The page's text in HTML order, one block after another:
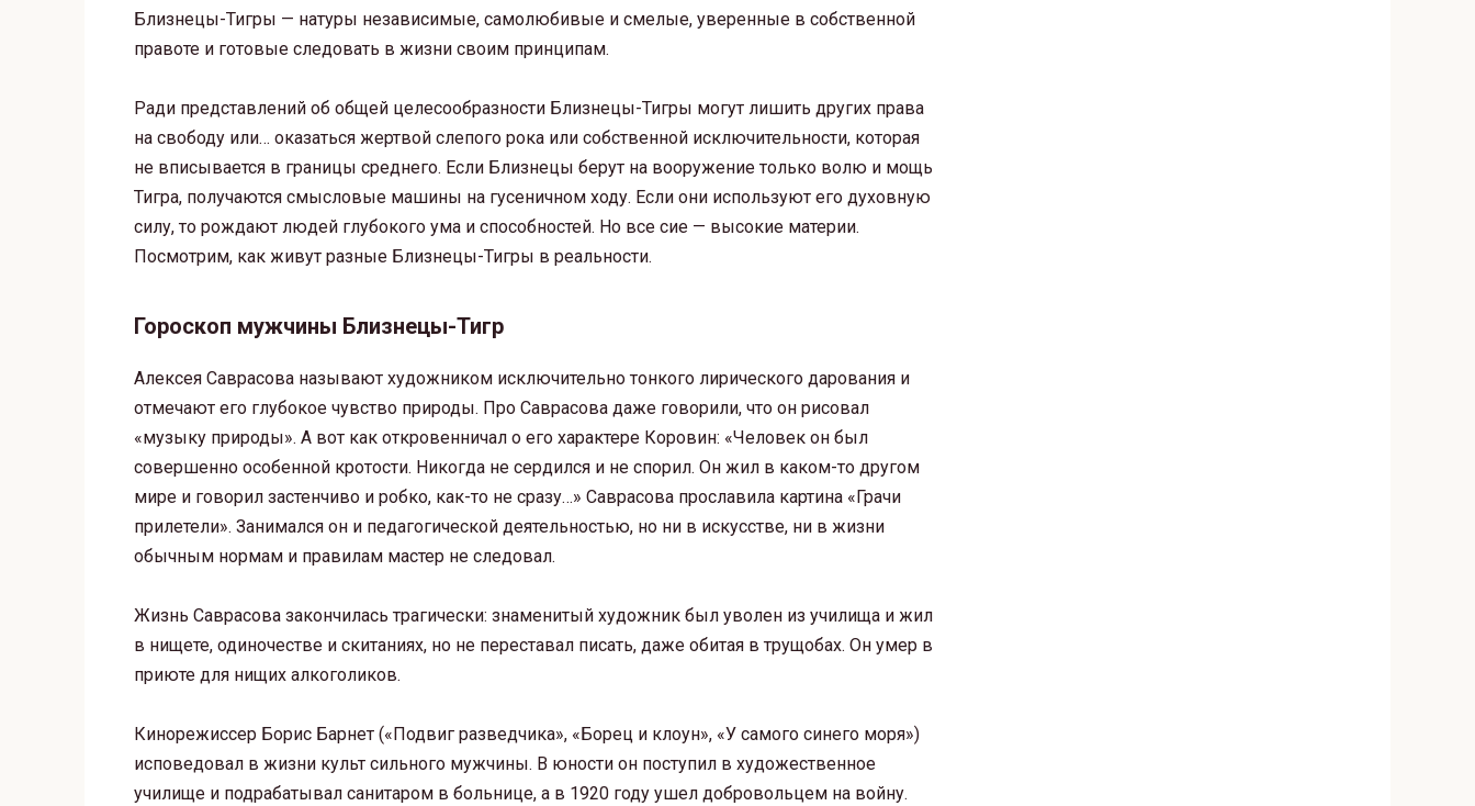
Близнецы-Тигры — натуры независимые, самолюбивые и смелые, уверенные в собственной
правоте и готовые следовать в жизни своим принципам.
Ради представлений об общей целесообразности Близнецы-Тигры могут лишить других права
на свободу или… оказаться жертвой слепого рока или собственной исключительности, которая
не вписывается в границы среднего. Если Близнецы берут на вооружение только волю и мощь
Тигра, получаются смысловые машины на гусеничном ходу. Если они используют его духовную
силу, то рождают людей глубокого ума и способностей. Но все сие — высокие материи.
Посмотрим, как живут разные Близнецы-Тигры в реальности.
Гороскоп мужчины Близнецы-Тигр
Алексея Саврасова называют художником исключительно тонкого лирического дарования и
отмечают его глубокое чувство природы. Про Саврасова даже говорили, что он рисовал
«музыку природы». А вот как откровенничал о его характере Коровин: «Человек он был
совершенно особенной кротости. Никогда не сердился и не спорил. Он жил в каком-то другом
мире и говорил застенчиво и робко, как-то не сразу…» Саврасова прославила картина «Грачи
прилетели». Занимался он и педагогической деятельностью, но ни в искусстве, ни в жизни
обычным нормам и правилам мастер не следовал.
Жизнь Саврасова закончилась трагически: знаменитый художник был уволен из училища и жил
в нищете, одиночестве и скитаниях, но не переставал писать, даже обитая в трущобах. Он умер в
приюте для нищих алкоголиков.
Кинорежиссер Борис Барнет («Подвиг разведчика», «Борец и клоун», «У самого синего моря»)
исповедовал в жизни культ сильного мужчины. В юности он поступил в художественное
училище и подрабатывал санитаром в больнице, а в 1920 году ушел добровольцем на войну.